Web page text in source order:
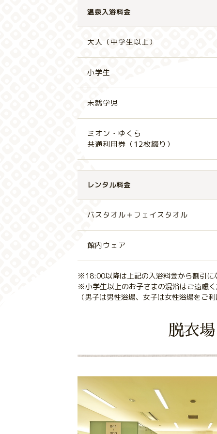
温泉入浴料金
大人（中学生以上）
小学生
未就学児
ミオン・ゆくら
共通利用券（12枚綴り）
レンタル料金
バスタオル＋フェイスタオル
館内ウェア
※18:00以降は上記の入浴料金から割引
※小学生以上のお子さまの混浴はご遠慮
（男子は男性浴場、女子は女性浴場をご
脱衣場